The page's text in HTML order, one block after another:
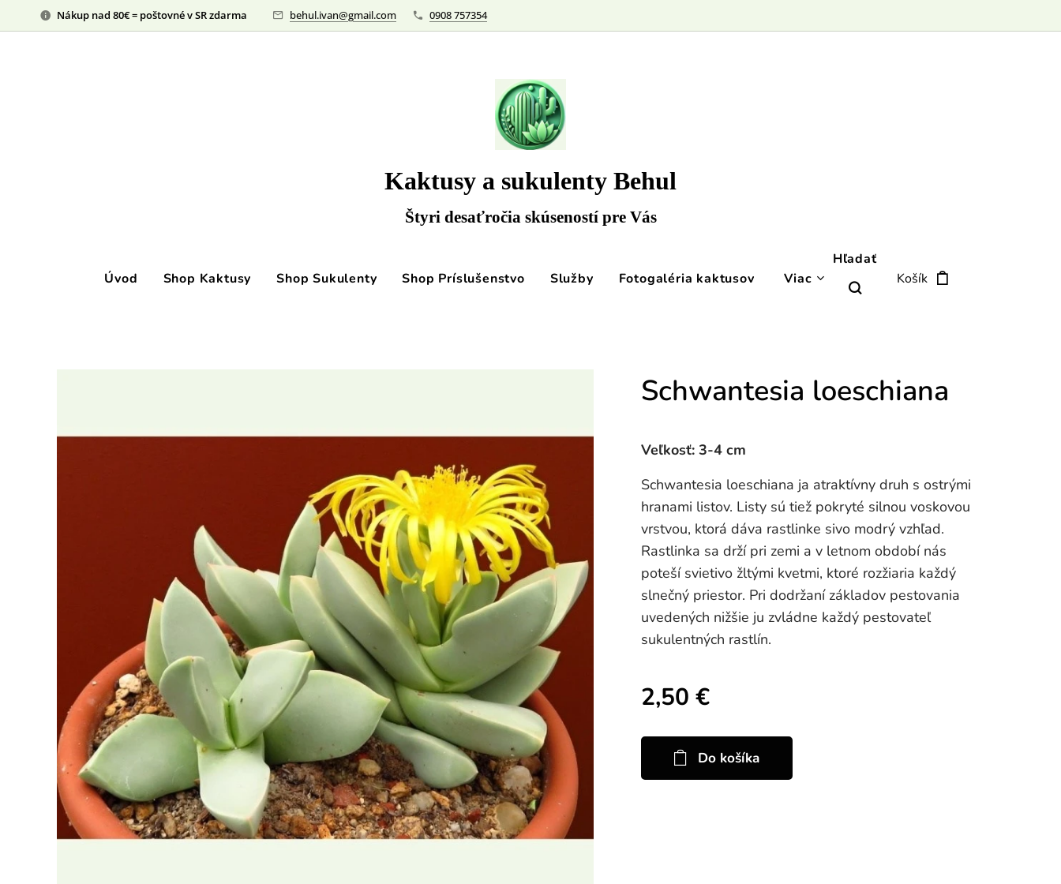
Nákup nad 80€ = poštovné v SR zdarma behul.ivan@gmail.com 0908 757354
Kaktusy a sukulenty Behul
Štyri desaťročia skúseností pre Vás
Úvod Shop Kaktusy Shop Sukulenty Shop Príslušenstvo Služby Fotogaléria kaktusov Viac
Hľadať
Košík
Schwantesia loeschiana
Veľkosť: 3-4 cm
Schwantesia loeschiana ja atraktívny druh s ostrými
hranami listov. Listy sú tiež pokryté silnou voskovou
vrstvou, ktorá dáva rastlinke sivo modrý vzhľad.
Rastlinka sa drží pri zemi a v letnom období nás
poteší svietivo žltými kvetmi, ktoré rozžiaria každý
slnečný priestor. Pri dodržaní základov pestovania
uvedených nižšie ju zvládne každý pestovateľ
sukulentných rastlín.
2,50 €
Do košíka